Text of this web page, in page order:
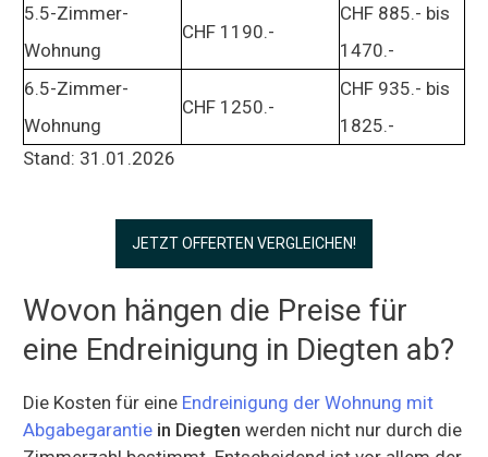
5.5-Zimmer-
Wohnung
CHF 1190.-
CHF 885.- bis
1470.-
6.5-Zimmer-
Wohnung
CHF 1250.-
CHF 935.- bis
1825.-
Stand: 31.01.2026
JETZT OFFERTEN VERGLEICHEN!
Wovon hängen die Preise für
eine Endreinigung in Diegten ab?
Die Kosten für eine Endreinigung der Wohnung mit
Abgabegarantie in Diegten werden nicht nur durch die